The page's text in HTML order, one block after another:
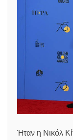
Ήταν η Νικόλ